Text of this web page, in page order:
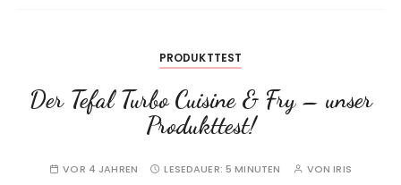
PRODUKTTEST
Der Tefal Turbo Cuisine & Fry – unser
Produkttest!
VOR 4 JAHREN LESEDAUER:5 MINUTEN VONIRIS